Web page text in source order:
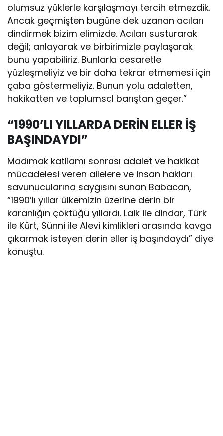
olumsuz yüklerle karşılaşmayı tercih etmezdik.
Ancak geçmişten bugüne dek uzanan acıları
dindirmek bizim elimizde. Acıları susturarak
değil; anlayarak ve birbirimizle paylaşarak
bunu yapabiliriz. Bunlarla cesaretle
yüzleşmeliyiz ve bir daha tekrar etmemesi için
çaba göstermeliyiz. Bunun yolu adaletten,
hakikatten ve toplumsal barıştan geçer.”
“1990’LI YILLARDA DERİN ELLER İŞ
BAŞINDAYDI”
Madımak katliamı sonrası adalet ve hakikat
mücadelesi veren ailelere ve insan hakları
savunucularına saygısını sunan Babacan,
“1990’lı yıllar ülkemizin üzerine derin bir
karanlığın çöktüğü yıllardı. Laik ile dindar, Türk
ile Kürt, Sünni ile Alevi kimlikleri arasında kavga
çıkarmak isteyen derin eller iş başındaydı” diye
konuştu.